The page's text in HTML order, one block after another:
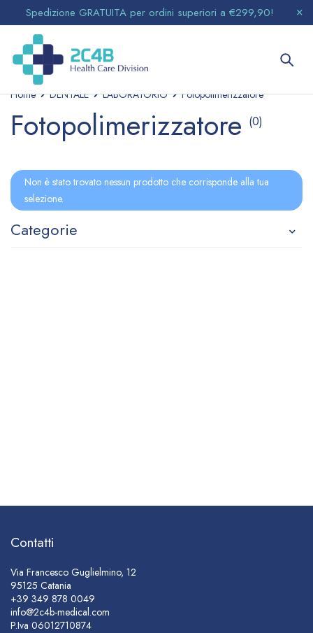
Spedizione GRATUITA per ordini superiori a €299,90!
Home DENTALE LABORATORIO Fotopolimerizzatore
Fotopolimerizzatore (0)
Categorie
Non è stato trovato nessun prodotto che corrisponde alla tua
selezione.
Contatti
Via Francesco Guglielmino, 12
95125 Catania
+39 349 878 0049
info@2c4b-medical.com
P.Iva 06012710874